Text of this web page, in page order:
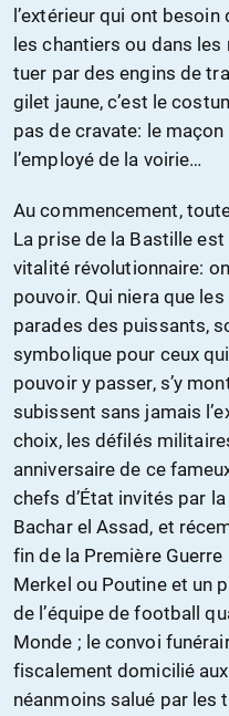
l’extérieur qui ont
les chantiers ou dans
tuer par des engins de
gilet jaune, c’est le
pas de cravate: le
l’employé de la voirie…
Au commencement,
La prise de la Bastille
vitalité révolutionnaire:
pouvoir. Qui niera que
parades des puissants,
symbolique pour ceux
pouvoir y passer, s’y
subissent sans jamais
choix, les défilés
anniversaire de ce
chefs d’État invités par
Bachar el Assad, et
fin de la Première
Merkel ou Poutine et un
de l’équipe de football
Monde ; le convoi
fiscalement domicilié
néanmoins salué par les